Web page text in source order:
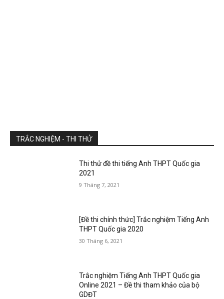
TRẮC NGHIỆM - THI THỬ
Thi thử đề thi tiếng Anh THPT Quốc gia
2021
9 Tháng 7, 2021
[Đề thi chính thức] Trắc nghiệm Tiếng Anh
THPT Quốc gia 2020
30 Tháng 6, 2021
Trắc nghiệm Tiếng Anh THPT Quốc gia
Online 2021 – Đề thi tham khảo của bộ
GDĐT